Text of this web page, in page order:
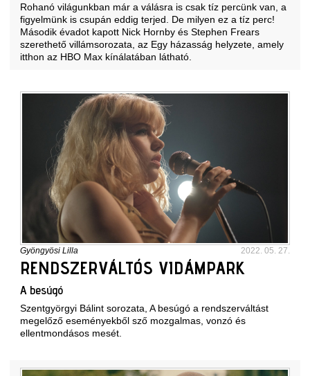
Rohanó világunkban már a válásra is csak tíz percünk van, a
figyelmünk is csupán eddig terjed. De milyen ez a tíz perc!
Második évadot kapott Nick Hornby és Stephen Frears
szerethető villámsorozata, az Egy házasság helyzete, amely
itthon az HBO Max kínálatában látható.
Gyöngyösi Lilla 2022. 05. 27.
RENDSZERVÁLTÓS VIDÁMPARK
A besúgó
Szentgyörgyi Bálint sorozata, A besúgó a rendszerváltást
megelőző eseményekből sző mozgalmas, vonzó és
ellentmondásos mesét.